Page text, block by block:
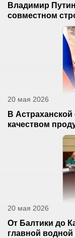
Владимир
совместном
20 мая 2026
В
качеством
20 мая 2026
От Балтики до
главной